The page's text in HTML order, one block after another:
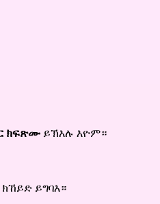
ክፍጽሙይኽእሉ እዮም።
ይግባእ።